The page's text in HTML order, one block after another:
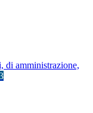
di amministrazione,